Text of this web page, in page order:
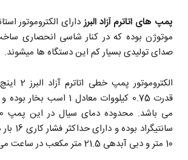
پمپ های اتاترم آزاد البرزدارای الکتروموتور
موتوژن بوده که در کنار شاسی انحصاری
صدای تولیدی بسیار کم این دستگاه ها میشوند.
10 متر و دبی آبدهی 21.5 متر مکعب در ساعت می‌باشد.